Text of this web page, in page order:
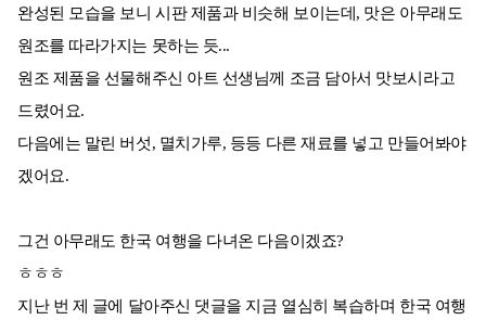
완성된 모습을 보니 시판 제품과 비슷해 보이는데, 맛은 아무래도
원조를 따라가지는 못하는 듯...
원조 제품을 선물해주신 아트 선생님께 조금 담아서 맛보시라고
드렸어요.
다음에는 말린 버섯, 멸치가루, 등등 다른 재료를 넣고 만들어봐야
겠어요.
그건 아무래도 한국 여행을 다녀온 다음이겠죠?
ㅎㅎㅎ
지난 번 제 글에 달아주신 댓글을 지금 열심히 복습하며 한국 여행